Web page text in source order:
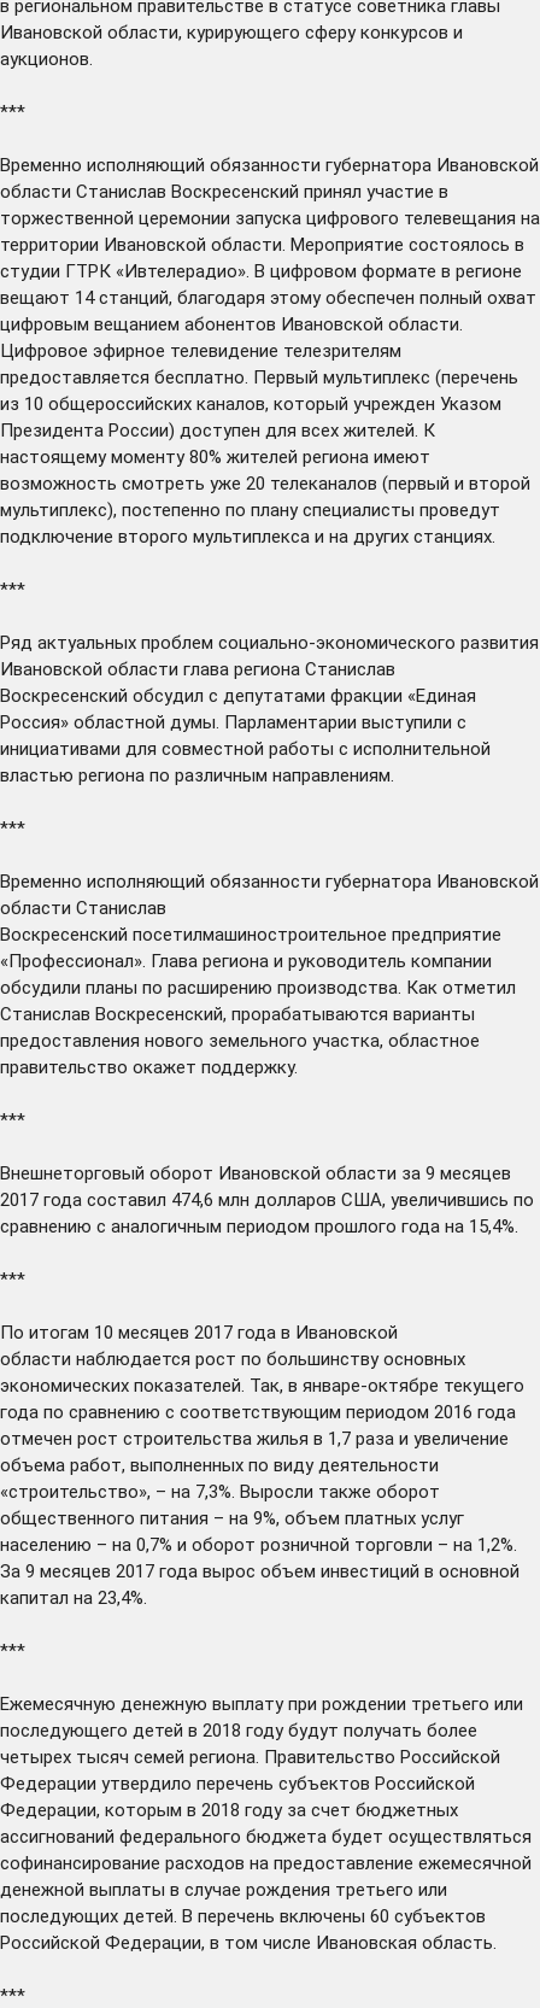
в региональном правительстве в статусе советника главы
Ивановской области, курирующего сферу конкурсов и
аукционов.
***
Временно исполняющий обязанности губернатора Ивановской
области Станислав Воскресенский принял участие в
торжественной церемонии запуска цифрового телевещания на
территории Ивановской области. Мероприятие состоялось в
студии ГТРК «Ивтелерадио». В цифровом формате в регионе
вещают 14 станций, благодаря этому обеспечен полный охват
цифровым вещанием абонентов Ивановской области.
Цифровое эфирное телевидение телезрителям
предоставляется бесплатно. Первый мультиплекс (перечень
из 10 общероссийских каналов, который учрежден Указом
Президента России) доступен для всех жителей. К
настоящему моменту 80% жителей региона имеют
возможность смотреть уже 20 телеканалов (первый и второй
мультиплекс), постепенно по плану специалисты проведут
подключение второго мультиплекса и на других станциях.
***
Ряд актуальных проблем социально-экономического развития
Ивановской области глава региона Станислав
Воскресенский обсудил с депутатами фракции «Единая
Россия» областной думы. Парламентарии выступили с
инициативами для совместной работы с исполнительной
властью региона по различным направлениям.
***
Временно исполняющий обязанности губернатора Ивановской
области Станислав
Воскресенский посетилмашиностроительное предприятие
«Профессионал». Глава региона и руководитель компании
обсудили планы по расширению производства. Как отметил
Станислав Воскресенский, прорабатываются варианты
предоставления нового земельного участка, областное
правительство окажет поддержку.
***
Внешнеторговый оборот Ивановской области за 9 месяцев
2017 года составил 474,6 млн долларов США, увеличившись по
сравнению с аналогичным периодом прошлого года на 15,4%.
***
По итогам 10 месяцев 2017 года в Ивановской
области наблюдается рост по большинству основных
экономических показателей. Так, в январе-октябре текущего
года по сравнению с соответствующим периодом 2016 года
отмечен рост строительства жилья в 1,7 раза и увеличение
объема работ, выполненных по виду деятельности
«строительство», – на 7,3%. Выросли также оборот
общественного питания – на 9%, объем платных услуг
населению – на 0,7% и оборот розничной торговли – на 1,2%.
За 9 месяцев 2017 года вырос объем инвестиций в основной
капитал на 23,4%.
***
Ежемесячную денежную выплату при рождении третьего или
последующего детей в 2018 годубудут получать более
четырех тысяч семей региона. Правительство Российской
Федерации утвердило перечень субъектов Российской
Федерации, которым в 2018 году за счет бюджетных
ассигнований федерального бюджета будет осуществляться
софинансирование расходов на предоставление ежемесячной
денежной выплаты в случае рождения третьего или
последующих детей. В перечень включены 60 субъектов
Российской Федерации, в том числе Ивановская область.
***